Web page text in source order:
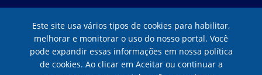
Este site usa vários tipos de cookies para habilitar,
melhorar e monitorar o uso do nosso portal. Você
pode expandir essas informações em nossa política
de cookies. Ao clicar em Aceitar ou continuar a